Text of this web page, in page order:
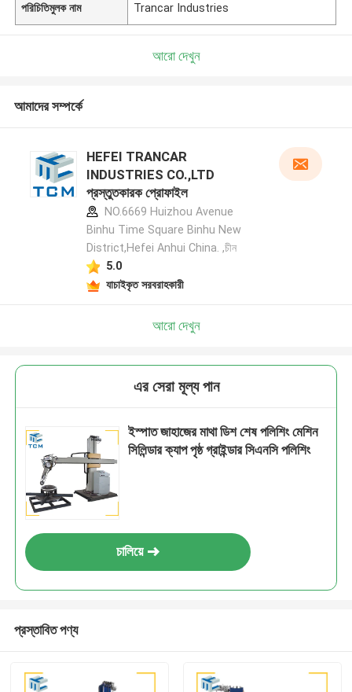
পরিচিতিমুলক নাম Trancar Industries
আরো দেখুন
আমাদের সম্পর্কে
HEFEI TRANCAR
INDUSTRIES CO.,LTD
প্রস্তুতকারক প্রোফাইল
NO.6669 Huizhou Avenue
Binhu Time Square Binhu New
District,Hefei Anhui China. ,চীন
5.0
যাচাইকৃত সরবরাহকারী
আরো দেখুন
এর সেরা মূল্য পান
ইস্পাত জাহাজের মাথা ডিশ শেষ পলিশিং মেশিন
সিলিন্ডার ক্যাপ পৃষ্ঠ গ্রাইন্ডার সিএনসি পলিশিং
চালিয়ে
প্রস্তাবিত পণ্য